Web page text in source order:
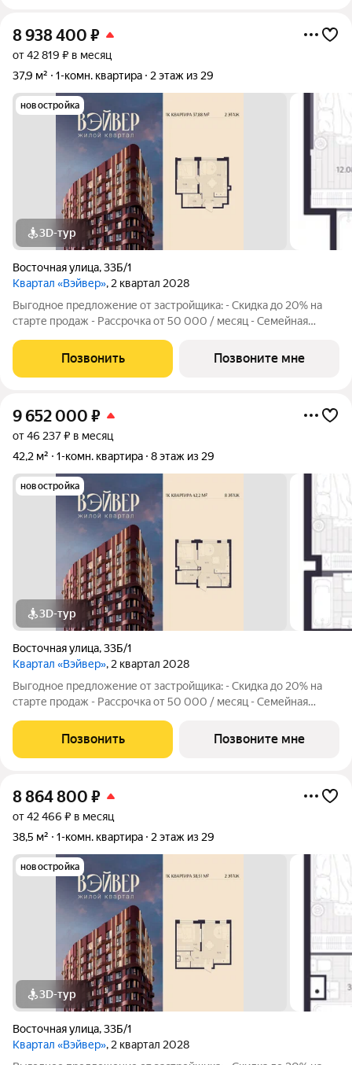
8 938 400 ₽
от 42 819 ₽ в месяц
37,9 м²
1-комн. квартира 2 этаж из 29
новостройка
3D-тур
Восточная улица,33Б/1
Квартал «Вэйвер», 2 квартал 2028
Выгодное предложение от застройщика: - Скидка до 20% на
старте продаж - Рассрочка от 50 000 / месяц - Семейная
1-комнатной квартиры в Жилом квартале Вэйвер от
Девелоперской компании Люди,
Позвонить Позвоните мне
9 652 000 ₽
от 46 237 ₽ в месяц
42,2 м²
1-комн. квартира 8 этаж из 29
новостройка
3D-тур
Восточная улица,33Б/1
Квартал «Вэйвер», 2 квартал 2028
Выгодное предложение от застройщика: - Скидка до 20% на
старте продаж - Рассрочка от 50 000 / месяц - Семейная
1-комнатной квартиры в Жилом квартале Вэйвер от
Девелоперской компании Люди,
Позвонить Позвоните мне
8 864 800 ₽
от 42 466 ₽ в месяц
38,5 м²
1-комн. квартира 2 этаж из 29
новостройка
3D-тур
Восточная улица,33Б/1
Квартал «Вэйвер», 2 квартал 2028